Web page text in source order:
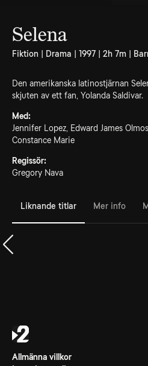
Selena
Fiktion | Drama | 1997 | 2h 7m |
Den amerikanska latinostjärnan
skjuten av ett fan, Yolanda Saldivar.
Med:
Jennifer Lopez, Edward James
Constance Marie
Regissör:
Gregory Nava
Liknande titlar Mer info
Allmänna villkor